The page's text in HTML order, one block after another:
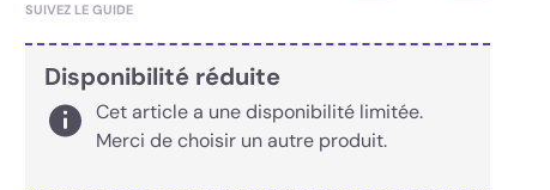
SUIVEZ LE GUIDE
Disponibilité réduite
Cet article a une disponibilité limitée.
Merci de choisir un autre produit.